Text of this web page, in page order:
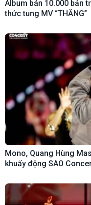
Album bán 10.000 bản
thức tung MV “THĂNG”
Mono, Quang Hùng
khuấy động SAO